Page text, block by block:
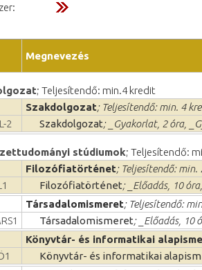
Megnevezés
; Teljesítendő: min.4 kredit
Szakdolgozat; Teljesítendő: min. 4
2
Szakdolgozat; _Gyakorlat, 2 óra,
stúdiumok; Teljesítendő:
Filozófiatörténet; Teljesítendő: min.
Filozófiatörténet; _Előadás, 10
Társadalomismeret; Teljesítendő:
Társadalomismeret; _Előadás, 10
Könyvtár- és informatikai
Könyvtár- és informatikai